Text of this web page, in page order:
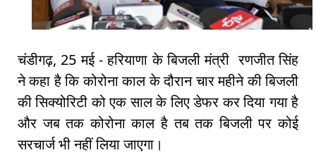
चंडीगढ़, 25 मई - हरियाणा के बिजली मंत्री रणजीत सिंह
ने कहा है कि कोरोना काल के दौरान चार महीने की बिजली
की सिक्योरिटी को एक साल के लिए डेफर कर दिया गया है
और जब तक कोरोना काल है तब तक बिजली पर कोई
सरचार्ज भी नहीं लिया जाएगा।